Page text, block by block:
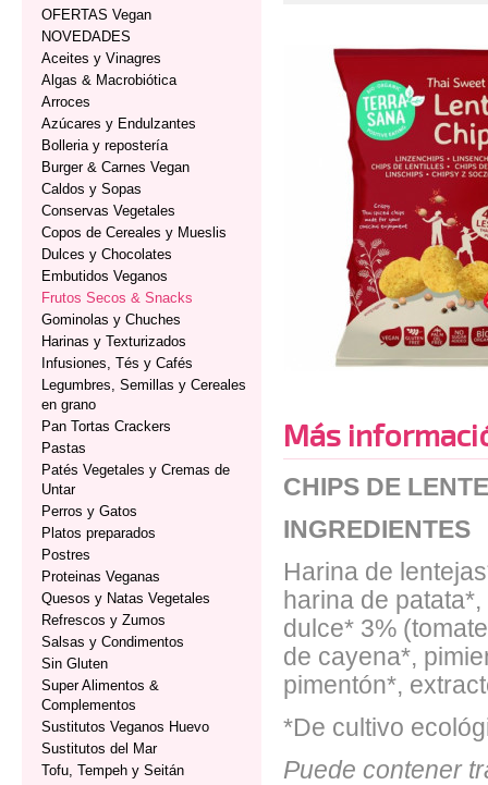
OFERTAS Vegan
NOVEDADES
Aceites y Vinagres
Algas & Macrobiótica
Arroces
Azúcares y Endulzantes
Bolleria y repostería
Burger & Carnes Vegan
Caldos y Sopas
Conservas Vegetales
Copos de Cereales y Mueslis
Dulces y Chocolates
Embutidos Veganos
Frutos Secos & Snacks
Gominolas y Chuches
Harinas y Texturizados
Infusiones, Tés y Cafés
Legumbres, Semillas y Cereales
en grano
Pan Tortas Crackers
Pastas
Patés Vegetales y Cremas de
Untar
Perros y Gatos
Platos preparados
Postres
Proteinas Veganas
Quesos y Natas Vegetales
Refrescos y Zumos
Salsas y Condimentos
Sin Gluten
Super Alimentos &
Complementos
Sustitutos Veganos Huevo
Sustitutos del Mar
Tofu, Tempeh y Seitán
Más
CHIPS DE
INGREDIENTES
Harina de
harina de
dulce* 3%
de cayena*,
pimentón*,
*De cultivo
Puede contener